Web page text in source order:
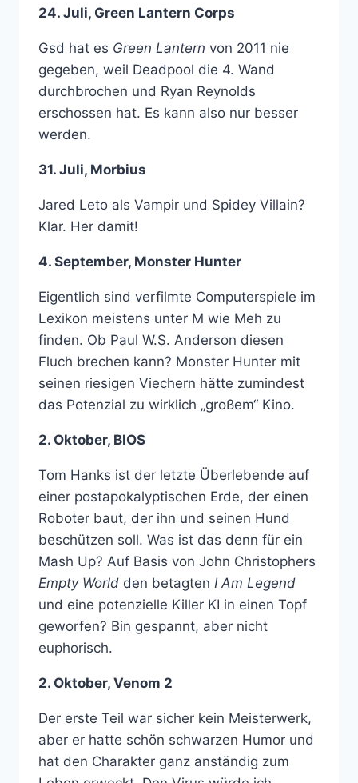
24. Juli, Green Lantern Corps
Gsd hat es Green Lantern von 2011 nie
gegeben, weil Deadpool die 4. Wand
durchbrochen und Ryan Reynolds
erschossen hat. Es kann also nur besser
werden.
31. Juli, Morbius
Jared Leto als Vampir und Spidey Villain?
Klar. Her damit!
4. September, Monster Hunter
Eigentlich sind verfilmte Computerspiele im
Lexikon meistens unter M wie Meh zu
finden. Ob Paul W.S. Anderson diesen
Fluch brechen kann? Monster Hunter mit
seinen riesigen Viechern hätte zumindest
das Potenzial zu wirklich „großem“ Kino.
2. Oktober, BIOS
Tom Hanks ist der letzte Überlebende auf
einer postapokalyptischen Erde, der einen
Roboter baut, der ihn und seinen Hund
beschützen soll. Was ist das denn für ein
Mash Up? Auf Basis von John Christophers
Empty World den betagten I Am Legend
und eine potenzielle Killer KI in einen Topf
geworfen? Bin gespannt, aber nicht
euphorisch.
2. Oktober, Venom 2
Der erste Teil war sicher kein Meisterwerk,
aber er hatte schön schwarzen Humor und
hat den Charakter ganz anständig zum